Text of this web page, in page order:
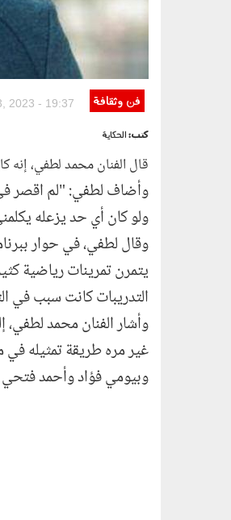
فن وثقافة 2023 - 19:37
كتب:الحكاية
قال الفنان محمد لطفي،
وأضاف لطفي: "لم اقصر
ولو كان أي حد يزعله
وقال لطفي، في حوار
يتمرن تمرينات رياضية
التدريبات كانت سبب في
وأشار الفنان محمد
غير مره طريقة تمثيله
وبيومي فؤاد وأحمد فتحي